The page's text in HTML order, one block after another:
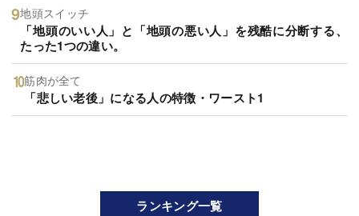
地頭スイッチ
「地頭のいい人」と「地頭の悪い人」を残酷に分断する、
たった1つの違い。
筋肉が全て
「悲しい老後」になる人の特徴・ワースト1
ランキング一覧